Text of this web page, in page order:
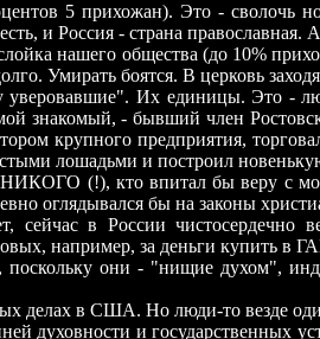
5 прихожан). Это - сволочь
и Россия - страна
нашего общества (до 10%
Умирать боятся. В церковь
Их единицы. Это -
знакомый, - бывший член
крупного предприятия,
лошадьми и построил
(!), кто впитал бы веру с
оглядывался бы на законы
сейчас в России
например, за деньги купить в
они - "нищие духом",
делах в США. Но люди-то везде
духовности и государственных